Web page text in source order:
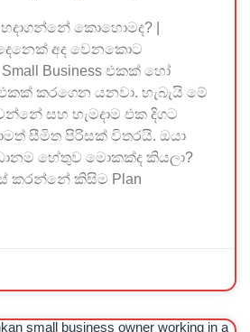
හදාගන්නේ කොහොමද? |
අද වෙනකොට
Business එකක් හෝ
එකක් කරගෙන යනවා. හැබැයි මේ
සහ හැමදාම එක දිගට
සීමිත පිරිසක් විතරයි. ඔයා
හේතුව මොකක්ද කියලා?
කරන්නේ කිසිම Plan